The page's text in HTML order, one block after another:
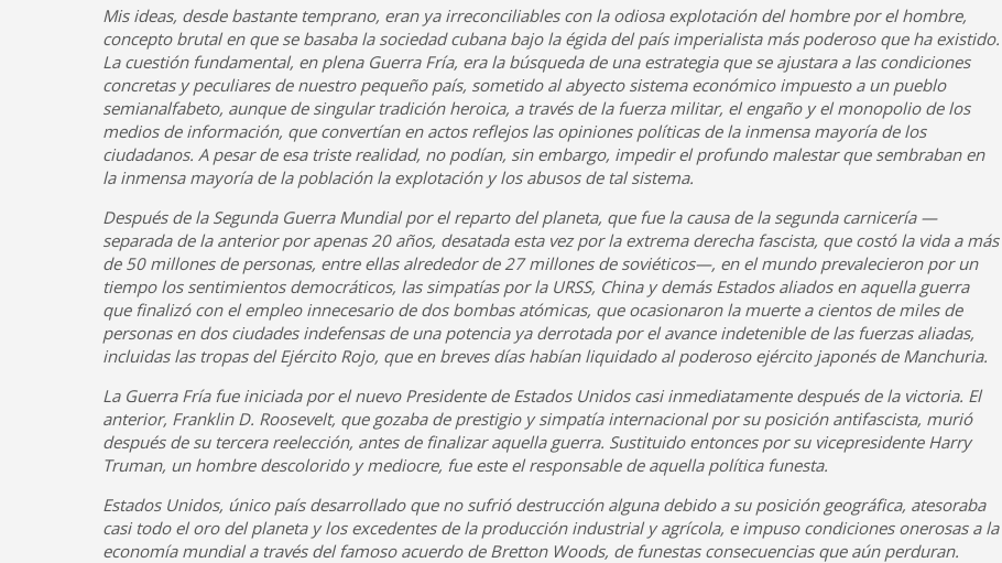
Mis ideas, desde bastante temprano, eran ya irreconciliables con la odiosa explotación del hombre por el hombre,
concepto brutal en que se basaba la sociedad cubana bajo la égida del país imperialista más poderoso que ha existido.
La cuestión fundamental, en plena Guerra Fría, era la búsqueda de una estrategia que se ajustara a las condiciones
concretas y peculiares de nuestro pequeño país, sometido al abyecto sistema económico impuesto a un pueblo
semianalfabeto, aunque de singular tradición heroica, a través de la fuerza militar, el engaño y el monopolio de los
medios de información, que convertían en actos reflejos las opiniones políticas de la inmensa mayoría de los
ciudadanos. A pesar de esa triste realidad, no podían, sin embargo, impedir el profundo malestar que sembraban en
la inmensa mayoría de la población la explotación y los abusos de tal sistema.
Después de la Segunda Guerra Mundial por el reparto del planeta, que fue la causa de la segunda carnicería —
separada de la anterior por apenas 20 años, desatada esta vez por la extrema derecha fascista, que costó la vida a más
de 50 millones de personas, entre ellas alrededor de 27 millones de soviéticos—, en el mundo prevalecieron por un
tiempo los sentimientos democráticos, las simpatías por la URSS, China y demás Estados aliados en aquella guerra
que finalizó con el empleo innecesario de dos bombas atómicas, que ocasionaron la muerte a cientos de miles de
personas en dos ciudades indefensas de una potencia ya derrotada por el avance indetenible de las fuerzas aliadas,
incluidas las tropas del Ejército Rojo, que en breves días habían liquidado al poderoso ejército japonés de Manchuria.
La Guerra Fría fue iniciada por el nuevo Presidente de Estados Unidos casi inmediatamente después de la victoria. El
anterior, Franklin D. Roosevelt, que gozaba de prestigio y simpatía internacional por su posición antifascista, murió
después de su tercera reelección, antes de finalizar aquella guerra. Sustituido entonces por su vicepresidente Harry
Truman, un hombre descolorido y mediocre, fue este el responsable de aquella política funesta.
Estados Unidos, único país desarrollado que no sufrió destrucción alguna debido a su posición geográfica, atesoraba
casi todo el oro del planeta y los excedentes de la producción industrial y agrícola, e impuso condiciones onerosas a la
economía mundial a través del famoso acuerdo de Bretton Woods, de funestas consecuencias que aún perduran.